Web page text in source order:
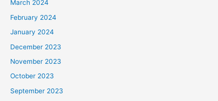
March 2024
February 2024
January 2024
December 2023
November 2023
October 2023
September 2023